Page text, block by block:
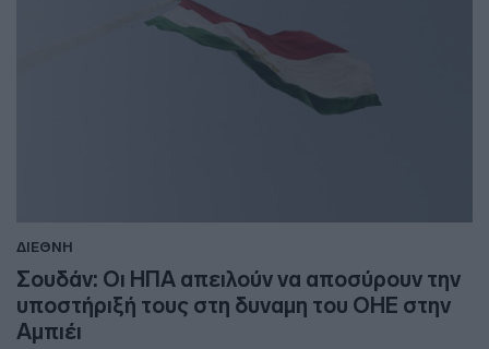
ΔΙΕΘΝΗ
Σουδάν: Οι ΗΠΑ απειλούν να αποσύρουν την
υποστήριξή τους στη δυναμη του ΟΗΕ στην
Αμπιέι